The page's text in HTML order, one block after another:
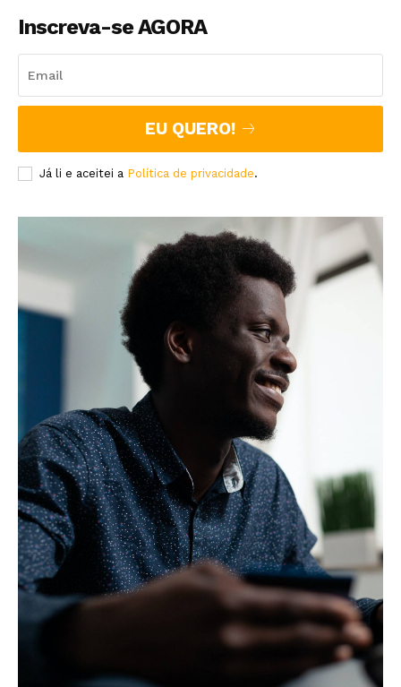
Inscreva-se AGORA
EU QUERO!
Já li e aceitei a Política de privacidade.